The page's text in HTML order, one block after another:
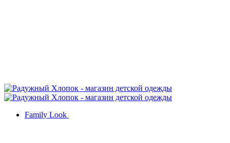
Family Look